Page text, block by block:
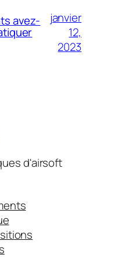
avez-
janvier
12,
2023
d'airsoft